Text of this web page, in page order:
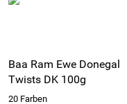
Baa Ram Ewe Donegal
Twists DK 100g
20 Farben